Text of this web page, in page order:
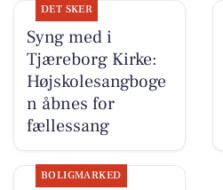
DET SKER
Syng med i
Tjæreborg Kirke:
Højskolesangboge
n åbnes for
fællessang
BOLIGMARKED